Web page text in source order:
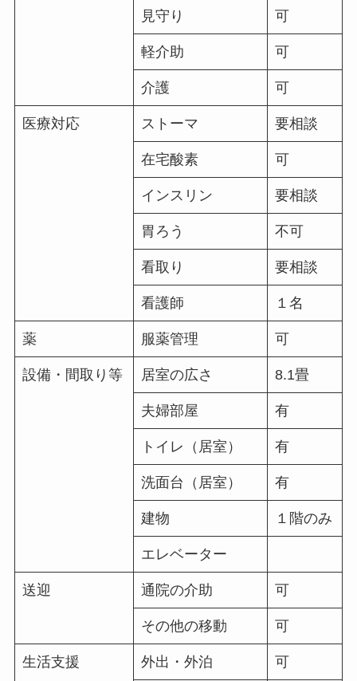
見守り 可
軽介助 可
介護 可
医療対応 ストーマ 要相談
在宅酸素 可
インスリン 要相談
胃ろう 不可
看取り 要相談
看護師 １名
薬 服薬管理 可
設備・間取り等 居室の広さ 8.1畳
夫婦部屋 有
トイレ（居室） 有
洗面台（居室） 有
建物 １階のみ
エレベーター
送迎 通院の介助 可
その他の移動 可
生活支援 外出・外泊 可